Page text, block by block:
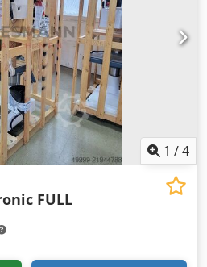
1,0 / 1,6 kW Velocidade do
adicional: - Interruptor de
Ag Nswa - Luz LED para máquina
- Dispositivo de refrigeração
em estoque
1 /4
FULL